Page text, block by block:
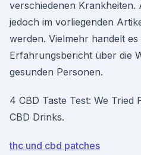
verschiedenen Krankheiten.
jedoch im vorliegenden
werden. Vielmehr handelt
Erfahrungsbericht über die
gesunden Personen.
4 CBD Taste Test: We Tried
CBD Drinks.
thc und cbd patches